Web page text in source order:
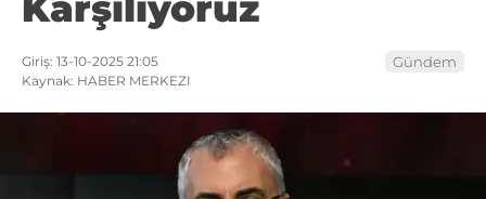
Giriş: 13-10-2025 21:05
Kaynak: HABER MERKEZI
Gündem